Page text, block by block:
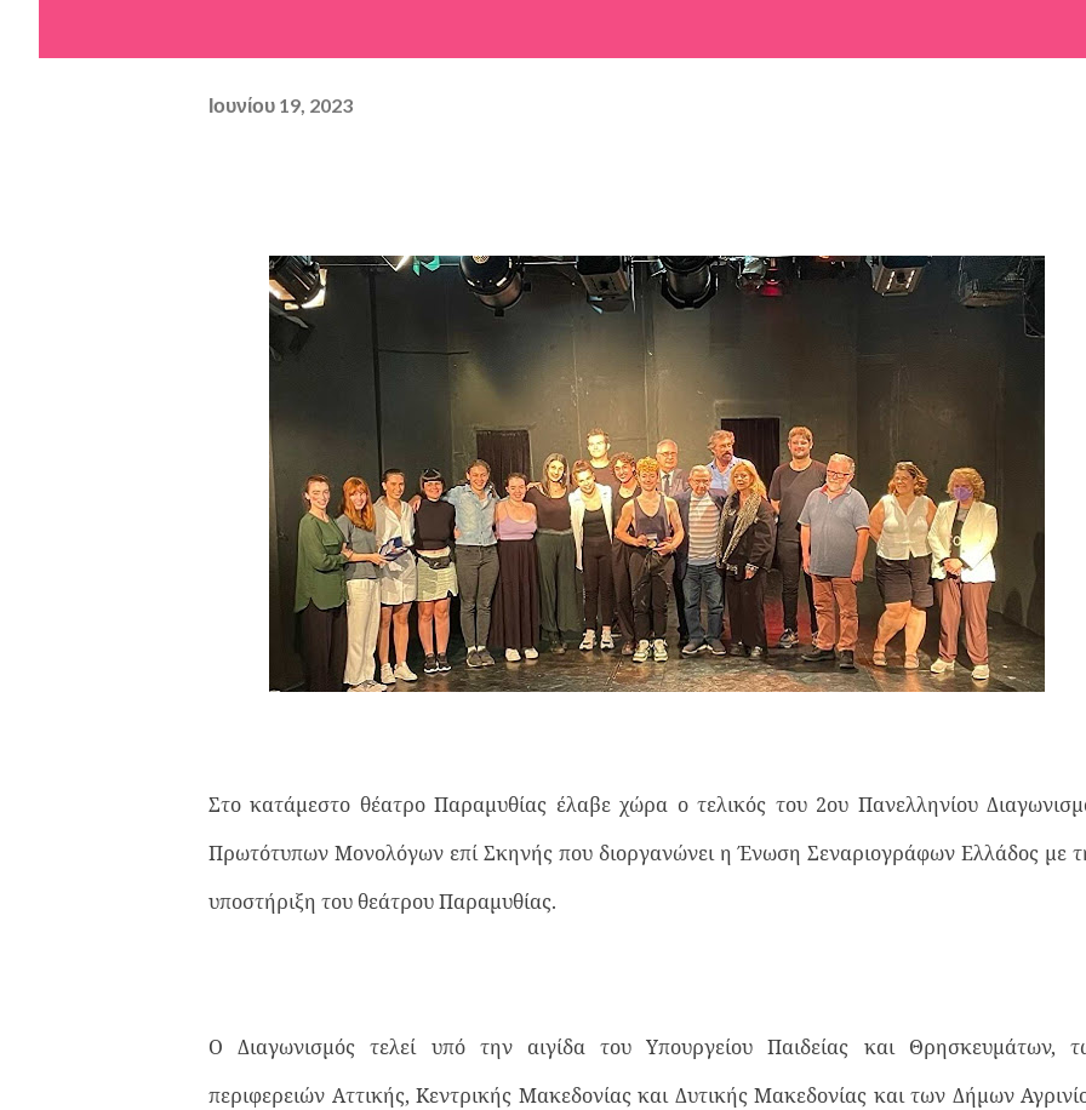
Ιουνίου 19, 2023
Στο κατάμεστο θέατρο Παραμυθίας έλαβε χώρα ο τελικός του 2ου Πανελληνίου
Πρωτότυπων Μονολόγων επί Σκηνής που διοργανώνει η Ένωση Σεναριογράφων Ελλάδος με
υποστήριξη του θεάτρου Παραμυθίας.
Ο Διαγωνισμός τελεί υπό την αιγίδα του Υπουργείου Παιδείας και Θρησκευμάτων,
περιφερειών Αττικής, Κεντρικής Μακεδονίας και Δυτικής Μακεδονίας και των Δήμων